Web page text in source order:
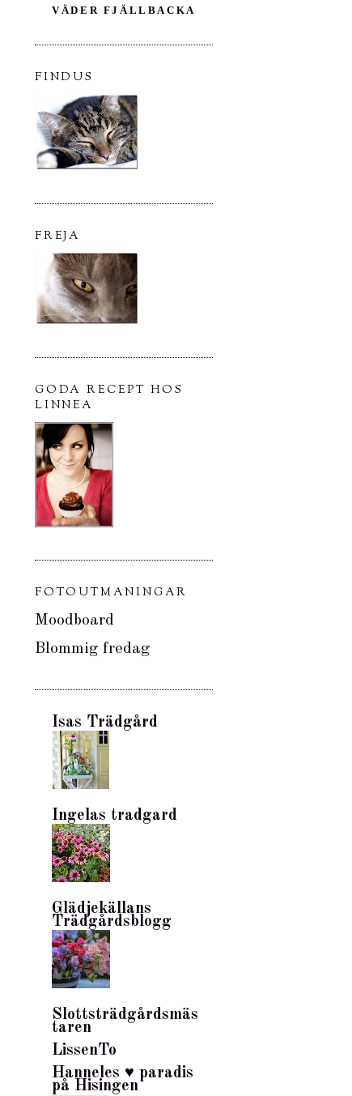
VÄDER FJÄLLBACKA
FINDUS
FREJA
GODA RECEPT HOS
LINNEA
FOTOUTMANINGAR
Moodboard
Blommig fredag
Isas Trädgård
Ingelas tradgard
Glädjekällans
Trädgårdsblogg
Slottsträdgårdsmäs
taren
LissenTo
Hanneles ♥ paradis
på Hisingen